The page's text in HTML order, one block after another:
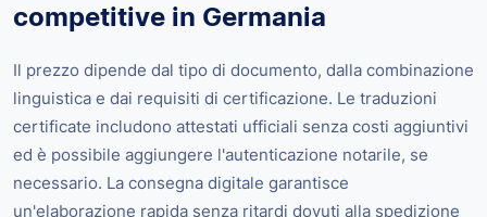
competitive in Germania
Il prezzo dipende dal tipo di documento, dalla combinazione
linguistica e dai requisiti di certificazione. Le traduzioni
certificate includono attestati ufficiali senza costi aggiuntivi
ed è possibile aggiungere l'autenticazione notarile, se
necessario. La consegna digitale garantisce
un'elaborazione rapida senza ritardi dovuti alla spedizione